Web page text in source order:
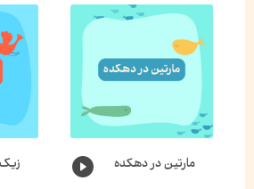
مارتین در دهکده